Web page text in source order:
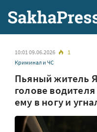
10:01 09.06.2026
1
Криминал и ЧС
Пьяный житель
голове
ему в ногу и